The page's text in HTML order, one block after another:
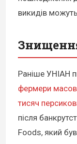
викидів
Раніше УНІАН
фермери
тисяч
після
Foods, який